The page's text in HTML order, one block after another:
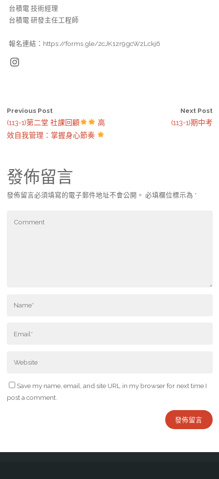
台積電 技術經理
台積電 研發主任工程師
報名連結：https://forms.gle/2cJK1zr9gcWzLckj6
Instagram
Previous Post
(113-1)第二堂 社課回顧
高
效自我管理：掌握身心節奏
Next Post
(113-1)期中考
發佈留言
發佈留言必須填寫的電子郵件地址不會公開。 必填欄位標示為 *
Save my name, email, and site URL in my browser for next time I
post a comment.